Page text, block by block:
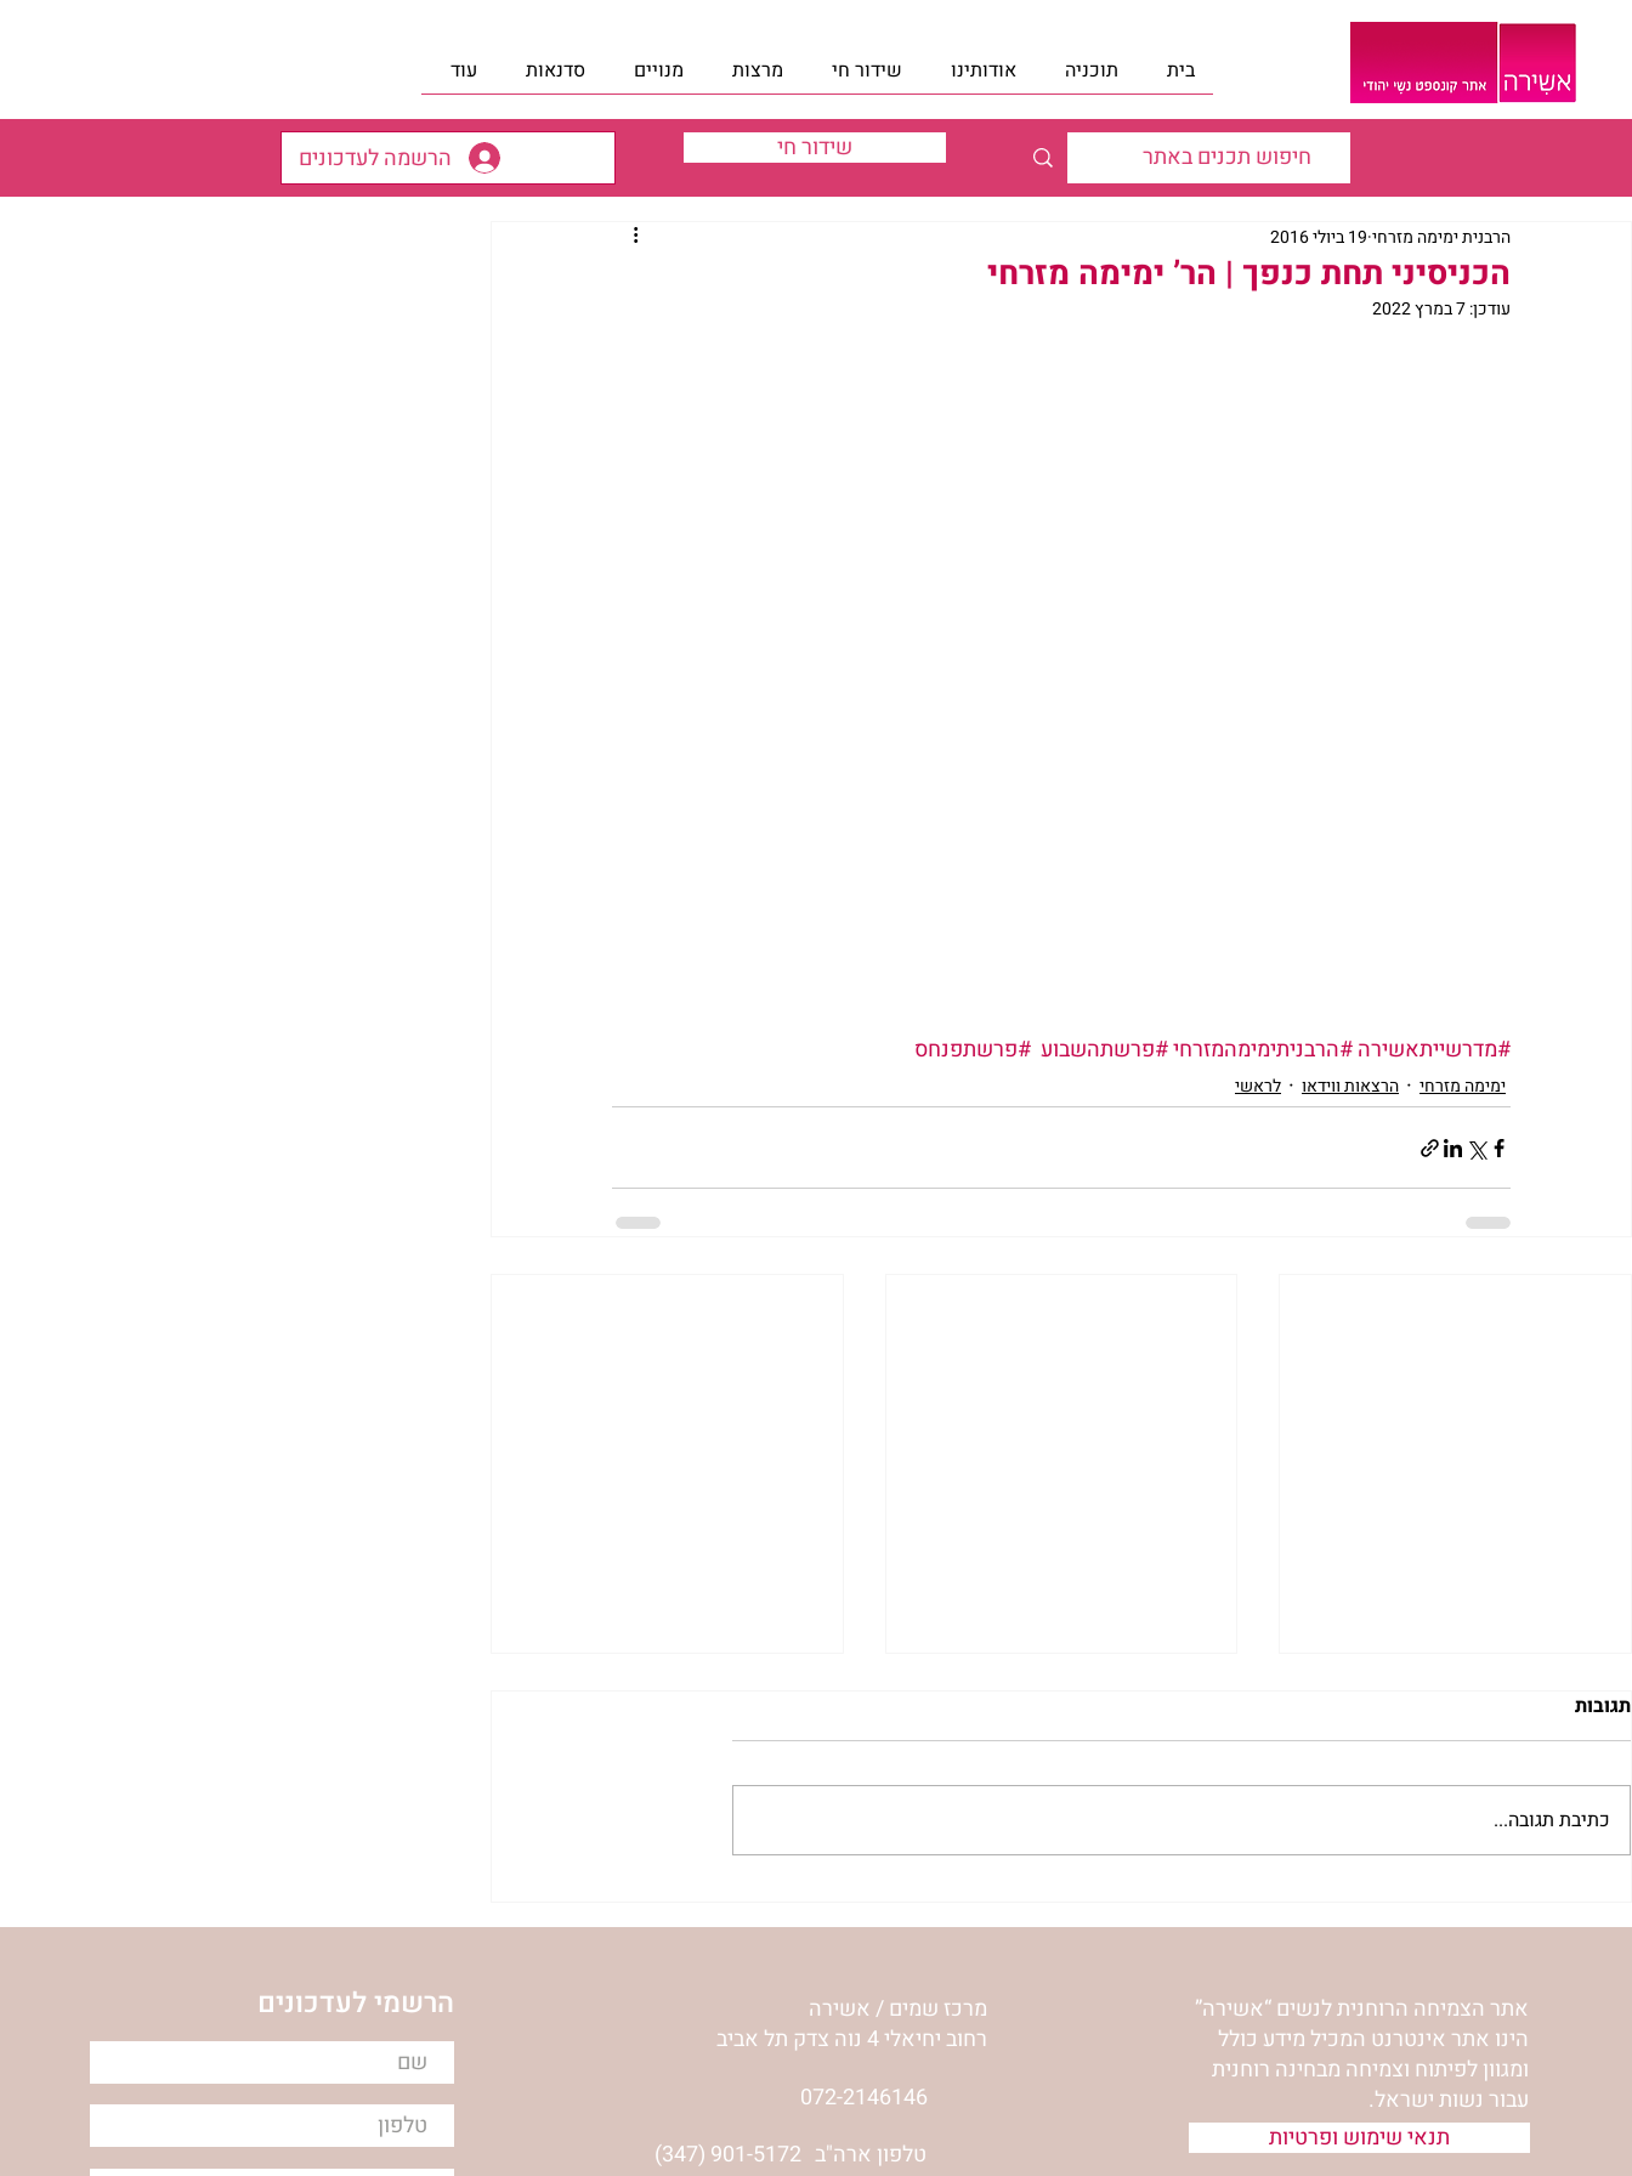
בית תוכניה אודותינו שידור חי מרצות מנויים סדנאות עוד
הרשמה לעדכונים שידור חי
הכניסיני תחת כנפך | הר’ ימימה מזרחי
הרבנית ימימה מזרחי 19 ביולי 2016
עודכן:7 במרץ 2022
#מדרשייתאשירה#הרבניתימימהמזרחי#פרשתהשבוע #פרשתפנחס
ימימה מזרחי הרצאות ווידאו לראשי
שיעור לט"ו באב | הר' ימימה
השיעור לתשעה באב | הר'
אוהב" | ראש חודש אב
תגובות
כתיבת תגובה...
הרשמי לעדכונים
מרכז שמים / אשירה
רחוב יחיאלי 4 נוה צדק תל אביב
072-2146146
(347) 901-5172 טלפון ארה"ב
אתר הצמיחה הרוחנית לנשים “אשירה”
הינו אתר אינטרנט המכיל מידע כולל
ומגוון לפיתוח וצמיחה מבחינה רוחנית
עבור נשות ישראל.
תנאי שימוש ופרטיות